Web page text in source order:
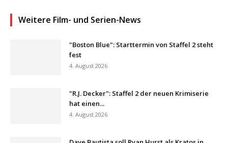
Weitere Film- und Serien-News
"Boston Blue": Starttermin von Staffel 2 steht
fest
4. August 2026
"R.J. Decker": Staffel 2 der neuen Krimiserie
hat einen...
4. August 2026